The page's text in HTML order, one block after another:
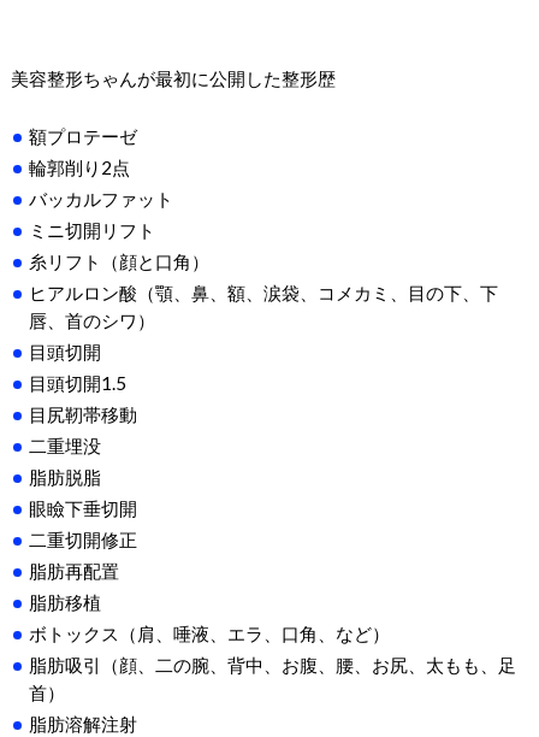
美容整形ちゃんが最初に公開した整形歴
額プロテーゼ
輪郭削り2点
バッカルファット
ミニ切開リフト
糸リフト（顔と口角）
ヒアルロン酸（顎、鼻、額、涙袋、コメカミ、目の下、下
唇、首のシワ）
目頭切開
目頭切開1.5
目尻靭帯移動
二重埋没
脂肪脱脂
眼瞼下垂切開
二重切開修正
脂肪再配置
脂肪移植
ボトックス（肩、唾液、エラ、口角、など）
脂肪吸引（顔、二の腕、背中、お腹、腰、お尻、太もも、足
首）
脂肪溶解注射